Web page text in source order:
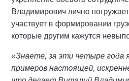
Владимирович лично
участвует в формировании
которые другим кажутся
«Знаете, за эти четыре года
примеров настоящей,